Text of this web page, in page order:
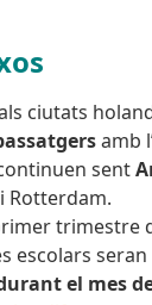
ciutats
amb
sent
Rotterdam.
trimestre
escolars
el mes